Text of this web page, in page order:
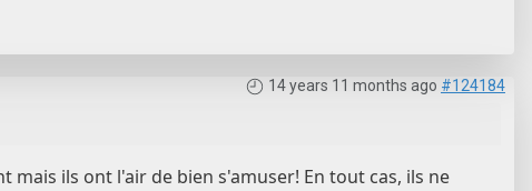
14 years 11 months ago #124184
mais ils ont l'air de bien s'amuser! En tout cas, ils ne